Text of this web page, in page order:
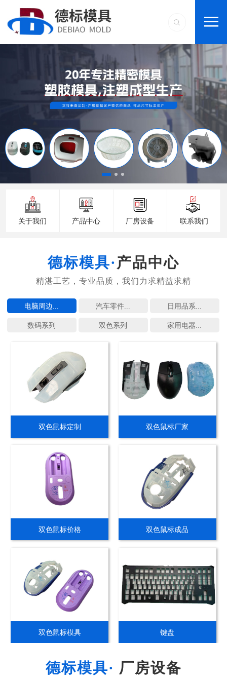
关于我们 产品中心 厂房设备 联系我们
产品中心
电脑周边... 汽车零件... 日用品系...
数码系列 双色系列 家用电器...
双色鼠标定制 双色鼠标厂家
双色鼠标价格 双色鼠标成品
双色鼠标模具 键盘
厂房设备